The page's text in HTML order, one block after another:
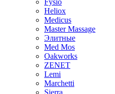
Heliox
Medicus
Master Massage
Элитные
Med Mos
Oakworks
ZENET
Lemi
Marchetti
Sierra